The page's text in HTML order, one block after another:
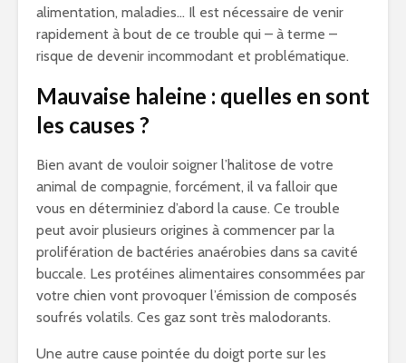
alimentation, maladies… Il est nécessaire de venir
rapidement à bout de ce trouble qui – à terme –
risque de devenir incommodant et problématique.
Mauvaise haleine : quelles en sont
les causes ?
Bien avant de vouloir soigner l’halitose de votre
animal de compagnie, forcément, il va falloir que
vous en déterminiez d’abord la cause. Ce trouble
peut avoir plusieurs origines à commencer par la
prolifération de bactéries anaérobies dans sa cavité
buccale. Les protéines alimentaires consommées par
votre chien vont provoquer l’émission de composés
soufrés volatils. Ces gaz sont très malodorants.
Une autre cause pointée du doigt porte sur les